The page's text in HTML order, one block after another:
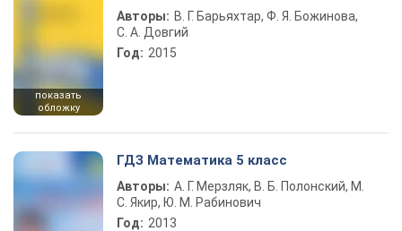
показать
обложку
Авторы: В. Г. Барьяхтар, Ф. Я. Божинова,
С. А. Довгий
Год: 2015
ГДЗ Математика 5 класс
Авторы: А. Г. Мерзляк, В. Б. Полонский, М.
С. Якир, Ю. М. Рабинович
Год: 2013